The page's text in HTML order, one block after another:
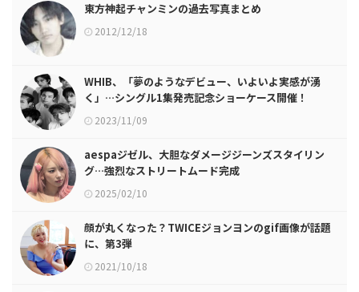
東方神起チャンミンの過去写真まとめ
2012/12/18
WHIB、「夢のようなデビュー、いよいよ実感が湧
く」…シングル1集発売記念ショーケース開催！
2023/11/09
aespaジゼル、大胆なダメージジーンズスタイリン
グ…強烈なストリートムード完成
2025/02/10
顔が丸くなった？TWICEジョンヨンのgif画像が話題
に、第3弾
2021/10/18